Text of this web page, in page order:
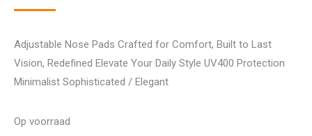
Adjustable Nose Pads Crafted for Comfort, Built to Last
Vision, Redefined Elevate Your Daily Style UV400 Protection
Minimalist Sophisticated / Elegant
Op voorraad